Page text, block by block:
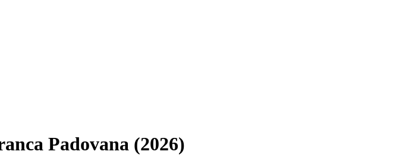
Padovana (2026)